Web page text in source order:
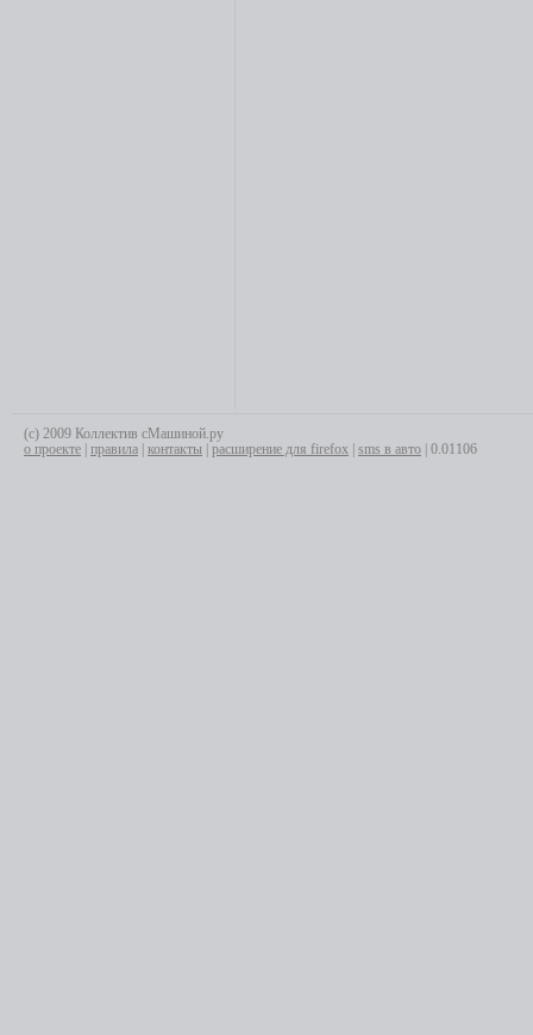
(с) 2009 Коллектив сМашиной.ру
о проекте
правила контакты расширение для firefox sms в авто | 0.01106